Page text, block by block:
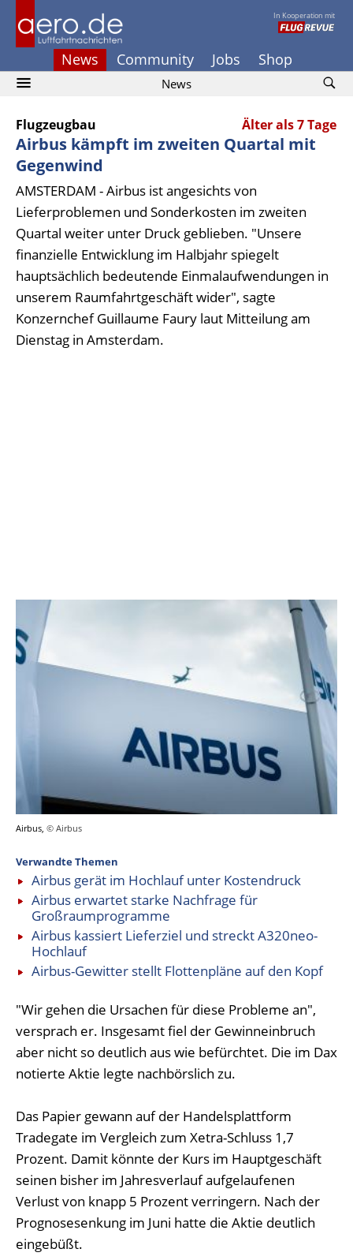
In Kooperation mit
News Community Jobs Shop
News
Flugzeugbau Älter als 7 Tage
Airbus kämpft im zweiten Quartal mit
Gegenwind
AMSTERDAM - Airbus ist angesichts von
Lieferproblemen und Sonderkosten im zweiten
Quartal weiter unter Druck geblieben. "Unsere
finanzielle Entwicklung im Halbjahr spiegelt
hauptsächlich bedeutende Einmalaufwendungen in
unserem Raumfahrtgeschäft wider", sagte
Konzernchef Guillaume Faury laut Mitteilung am
Dienstag in Amsterdam.
Airbus, © Airbus
Verwandte Themen
Airbus gerät im Hochlauf unter Kostendruck
Airbus erwartet starke Nachfrage für
Großraumprogramme
Airbus kassiert Lieferziel und streckt A320neo-
Hochlauf
Airbus-Gewitter stellt Flottenpläne auf den Kopf
"Wir gehen die Ursachen für diese Probleme an",
versprach er. Insgesamt fiel der Gewinneinbruch
aber nicht so deutlich aus wie befürchtet. Die im Dax
notierte Aktie legte nachbörslich zu.
Das Papier gewann auf der Handelsplattform
Tradegate im Vergleich zum Xetra-Schluss 1,7
Prozent. Damit könnte der Kurs im Hauptgeschäft
seinen bisher im Jahresverlauf aufgelaufenen
Verlust von knapp 5 Prozent verringern. Nach der
Prognosesenkung im Juni hatte die Aktie deutlich
eingebüßt.